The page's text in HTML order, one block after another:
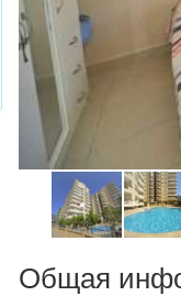
Общая